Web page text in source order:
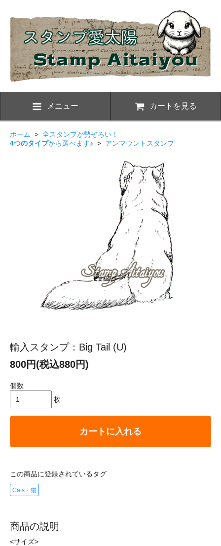
メニュー カートを見る
ホーム > 全スタンプが勢ぞろい！
4つのタイプから選べます♪ > アンマウントスタンプ
輸入スタンプ：Big Tail (U)
800円(税込880円)
個数
枚
カートに入れる
この商品に登録されているタグ
Cats・猫
商品の説明
<サイズ>